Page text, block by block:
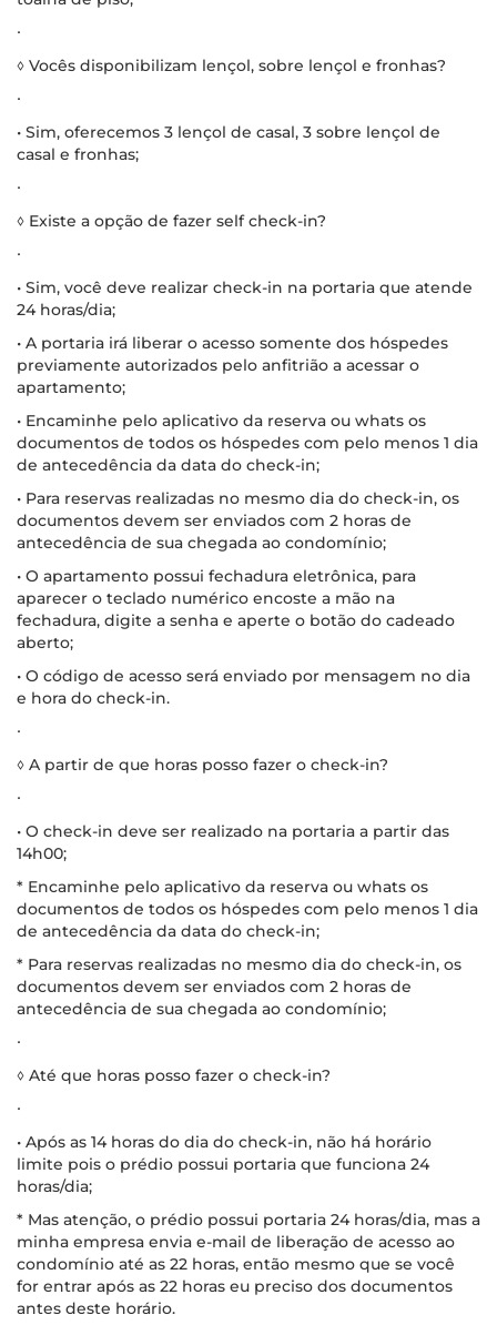
∙
◊ Vocês disponibilizam lençol, sobre lençol e fronhas?
∙
• Sim, oferecemos 3 lençol de casal, 3 sobre lençol de
casal e fronhas;
∙
◊ Existe a opção de fazer self check-in?
∙
• Sim, você deve realizar check-in na portaria que atende
24 horas/dia;
• A portaria irá liberar o acesso somente dos hóspedes
previamente autorizados pelo anfitrião a acessar o
apartamento;
• Encaminhe pelo aplicativo da reserva ou whats os
documentos de todos os hóspedes com pelo menos 1 dia
de antecedência da data do check-in;
• Para reservas realizadas no mesmo dia do check-in, os
documentos devem ser enviados com 2 horas de
antecedência de sua chegada ao condomínio;
• O apartamento possui fechadura eletrônica, para
aparecer o teclado numérico encoste a mão na
fechadura, digite a senha e aperte o botão do cadeado
aberto;
• O código de acesso será enviado por mensagem no dia
e hora do check-in.
∙
◊ A partir de que horas posso fazer o check-in?
∙
• O check-in deve ser realizado na portaria a partir das
14h00;
* Encaminhe pelo aplicativo da reserva ou whats os
documentos de todos os hóspedes com pelo menos 1 dia
de antecedência da data do check-in;
* Para reservas realizadas no mesmo dia do check-in, os
documentos devem ser enviados com 2 horas de
antecedência de sua chegada ao condomínio;
∙
◊ Até que horas posso fazer o check-in?
∙
• Após as 14 horas do dia do check-in, não há horário
limite pois o prédio possui portaria que funciona 24
horas/dia;
* Mas atenção, o prédio possui portaria 24 horas/dia, mas a
minha empresa envia e-mail de liberação de acesso ao
condomínio até as 22 horas, então mesmo que se você
for entrar após as 22 horas eu preciso dos documentos
antes deste horário.